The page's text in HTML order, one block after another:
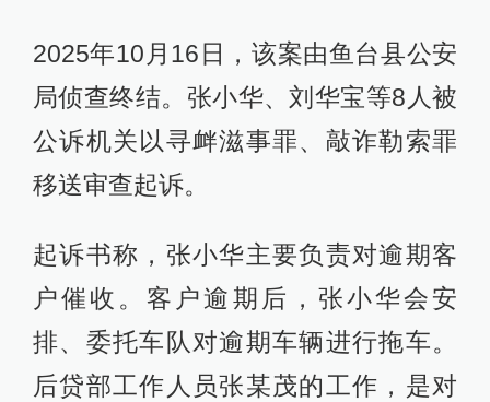
2025年10月16日，该案由鱼台县公安
局侦查终结。张小华、刘华宝等8人被
公诉机关以寻衅滋事罪、敲诈勒索罪
移送审查起诉。
起诉书称，张小华主要负责对逾期客
户催收。客户逾期后，张小华会安
排、委托车队对逾期车辆进行拖车。
后贷部工作人员张某茂的工作，是对